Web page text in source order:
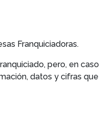
Franquiciadoras.
pero, en caso
datos y cifras que